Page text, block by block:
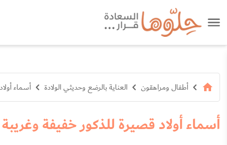
أطفال ومراهقون العناية بالرضع وحديثي الولادة أسماء
أسماء أولاد قصيرة للذكور خفيفة وغريبة